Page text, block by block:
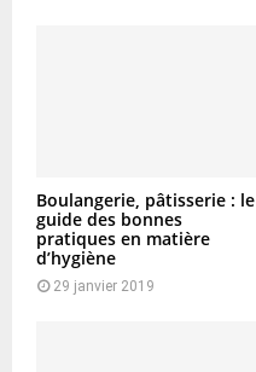
Boulangerie, pâtisserie : le
guide des bonnes
pratiques en matière
d’hygiène
29 janvier 2019